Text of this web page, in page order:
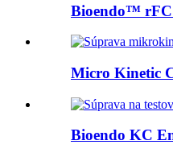
Bioendo™ rFC
Micro Kinetic
Bioendo KC